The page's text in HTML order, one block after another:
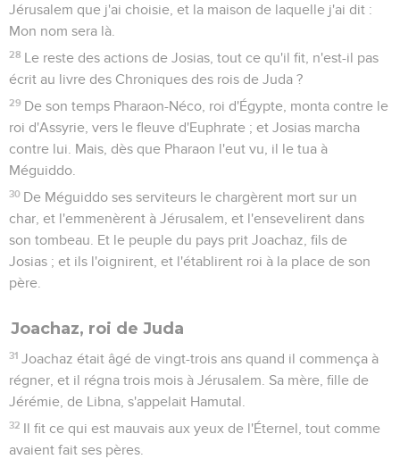
15 Ainsi il transporta Jéhojakin à Babylone, et la mère du roi,
et les femmes du roi, et ses eunuques ; et il emmena en
captivité, de Jérusalem à Babylone, tous les puissants du
pays,
16 Tous les hommes vaillants, au nombre de sept mille, et les
charpentiers et les serruriers au nombre de mille, tous
hommes vaillants et propres à la guerre ; le roi de Babylone
les emmena captifs à Babylone.
17 Et le roi de Babylone établit pour roi, à la place de
Jéhojakin, Matthania, son oncle, et il changea son nom en
celui de Sédécias.
Sédécias, roi de Juda
régner, et il régna onze ans à Jérusalem. Sa mère s'appelait
Hamutal, fille de Jérémie, de Libna.
19 Il fit ce qui est mauvais aux yeux de l'Éternel, tout comme
avait fait Jéhojakim.
Nabucodonosor assiège Jérusalem